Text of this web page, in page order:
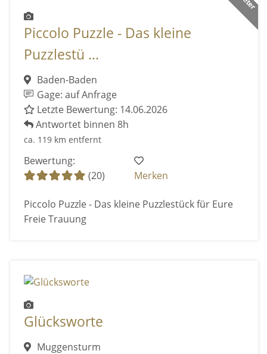
Piccolo Puzzle - Das kleine
Puzzlestü ...
Baden-Baden
Gage: auf Anfrage
Letzte Bewertung: 14.06.2026
Antwortet binnen 8h
ca. 119 km entfernt
Bewertung:
(20)
Merken
Piccolo Puzzle - Das kleine Puzzlestück für Eure
Freie Trauung
Glücksworte
Muggensturm